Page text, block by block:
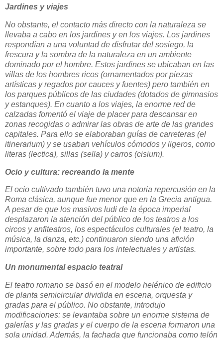
Jardines y viajes
No obstante, el contacto más directo con la naturaleza se
llevaba a cabo en los jardines y en los viajes. Los jardines
respondían a una voluntad de disfrutar del sosiego, la
frescura y la sombra de la naturaleza en un ambiente
dominado por el hombre. Estos jardines se ubicaban en las
villas de los hombres ricos (ornamentados por piezas
artísticas y regados por cauces y fuentes) pero también en
los parques públicos de las ciudades (dotados de gimnasios
y estanques). En cuanto a los viajes, la enorme red de
calzadas fomentó el viaje de placer para descansar en
zonas recogidas o admirar las obras de arte de las grandes
capitales. Para ello se elaboraban guías de carreteras (el
itinerarium) y se usaban vehículos cómodos y ligeros, como
literas (lectica), sillas (sella) y carros (cisium).
Ocio y cultura: recreando la mente
El ocio cultivado también tuvo una notoria repercusión en la
Roma clásica, aunque fue menor que en la Grecia antigua.
A pesar de que los masivos ludi de la época imperial
desplazaron la atención del público de los teatros a los
circos y anfiteatros, los espectáculos culturales (el teatro, la
música, la danza, etc.) continuaron siendo una afición
importante, sobre todo para los intelectuales y artistas.
Un monumental espacio teatral
El teatro romano se basó en el modelo helénico de edificio
de planta semicircular dividida en escena, orquesta y
gradas para el público. No obstante, introdujo
modificaciones: se levantaba sobre un enorme sistema de
galerías y las gradas y el cuerpo de la escena formaron una
sola unidad. Además, la fachada que funcionaba como telón